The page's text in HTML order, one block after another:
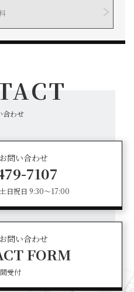
合わせ
問い合わせ
7107
日祝日 9:30～17:00
問い合わせ
FORM
受付